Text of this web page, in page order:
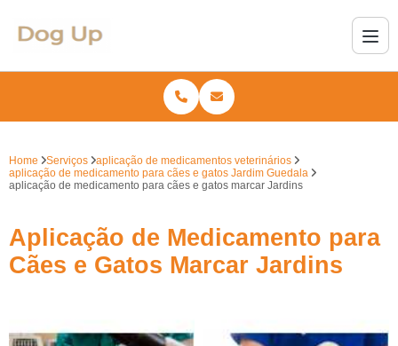
Home Serviços
aplicação de medicamentos veterinários
aplicação de medicamento para cães e gatos Jardim Guedala
aplicação de medicamento para cães e gatos marcar Jardins
Aplicação de Medicamento para
Cães e Gatos Marcar Jardins